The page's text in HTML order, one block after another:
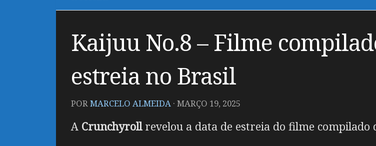
Kaijuu No.8 – Filme
estreia no Brasil
PORMARCELO ALMEIDA · MARÇO 19, 2025
A Crunchyrollrevelou a data de estreia do filme compilado